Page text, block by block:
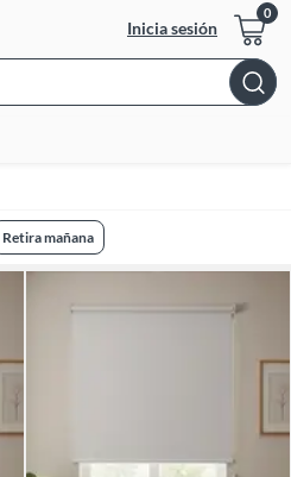
Inicia sesión
Bar
Retira mañana